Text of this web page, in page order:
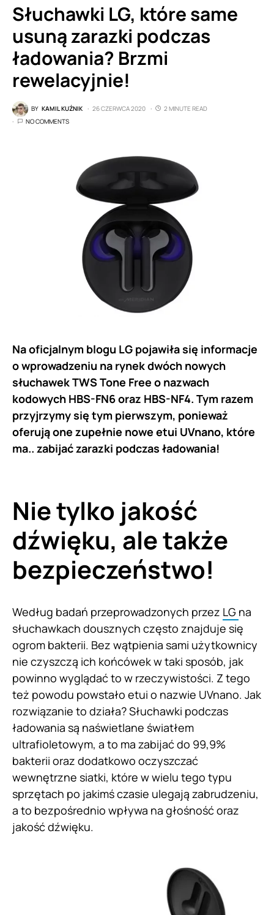
Słuchawki LG, które same
usuną zarazki podczas
ładowania? Brzmi
rewelacyjnie!
BY KAMIL KUŹNIK 26 CZERWCA 2020
2 MINUTE READ
NO COMMENTS
Na oficjalnym blogu LG pojawiła się informacje
o wprowadzeniu na rynek dwóch nowych
słuchawek TWS Tone Free o nazwach
kodowych HBS-FN6 oraz HBS-NF4. Tym razem
przyjrzymy się tym pierwszym, ponieważ
oferują one zupełnie nowe etui UVnano, które
ma.. zabijać zarazki podczas ładowania!
Nie tylko jakość
dźwięku, ale także
bezpieczeństwo!
Według badań przeprowadzonych przez LG na
słuchawkach dousznych często znajduje się
ogrom bakterii. Bez wątpienia sami użytkownicy
nie czyszczą ich końcówek w taki sposób, jak
powinno wyglądać to w rzeczywistości. Z tego
też powodu powstało etui o nazwie UVnano. Jak
rozwiązanie to działa? Słuchawki podczas
ładowania są naświetlane światłem
ultrafioletowym, a to ma zabijać do 99,9%
bakterii oraz dodatkowo oczyszczać
wewnętrzne siatki, które w wielu tego typu
sprzętach po jakimś czasie ulegają zabrudzeniu,
a to bezpośrednio wpływa na głośność oraz
jakość dźwięku.